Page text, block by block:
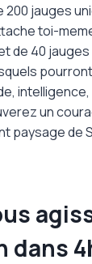
jauges
toi-
de 40
un
paysage de
dans